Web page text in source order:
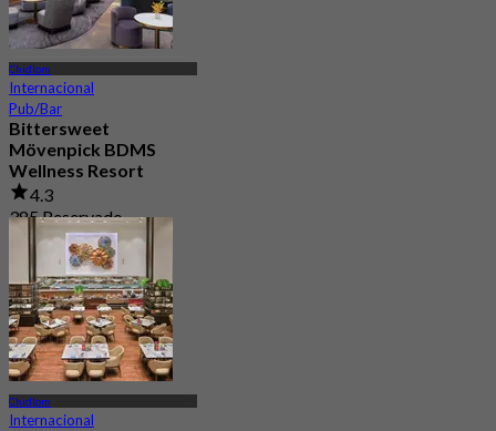
Chidlom
Internacional
Pub/Bar
Bittersweet
Mövenpick BDMS
Wellness Resort
4.3
385 Reservado
Desde฿ 600
Chidlom
Internacional